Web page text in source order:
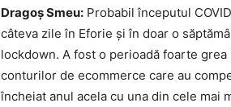
Dragoș Smeu: Probabil începutul
câteva zile în Eforie și în doar o
lockdown. A fost o perioadă foarte
conturilor de ecommerce care au
încheiat anul acela cu una din cele mai